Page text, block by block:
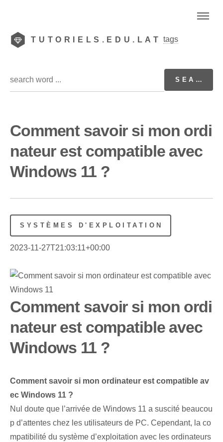
TUTORIELS.EDU.LAT tags
Comment savoir si mon ordi
nateur est compatible avec
Windows 11 ?
SYSTÈMES D'EXPLOITATION
2023-11-27T21:03:11+00:00
Comment savoir si mon ordi
nateur est compatible avec
Windows 11 ?
Comment savoir si mon ordinateur est compatible av
ec Windows 11 ?
Nul doute que l’arrivée de Windows 11 a suscité beaucou
p d’attentes chez les utilisateurs de PC. Cependant, la co
mpatibilité du système d’exploitation avec les ordinateurs